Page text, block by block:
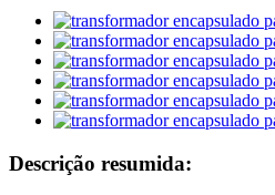
Descrição resumida: